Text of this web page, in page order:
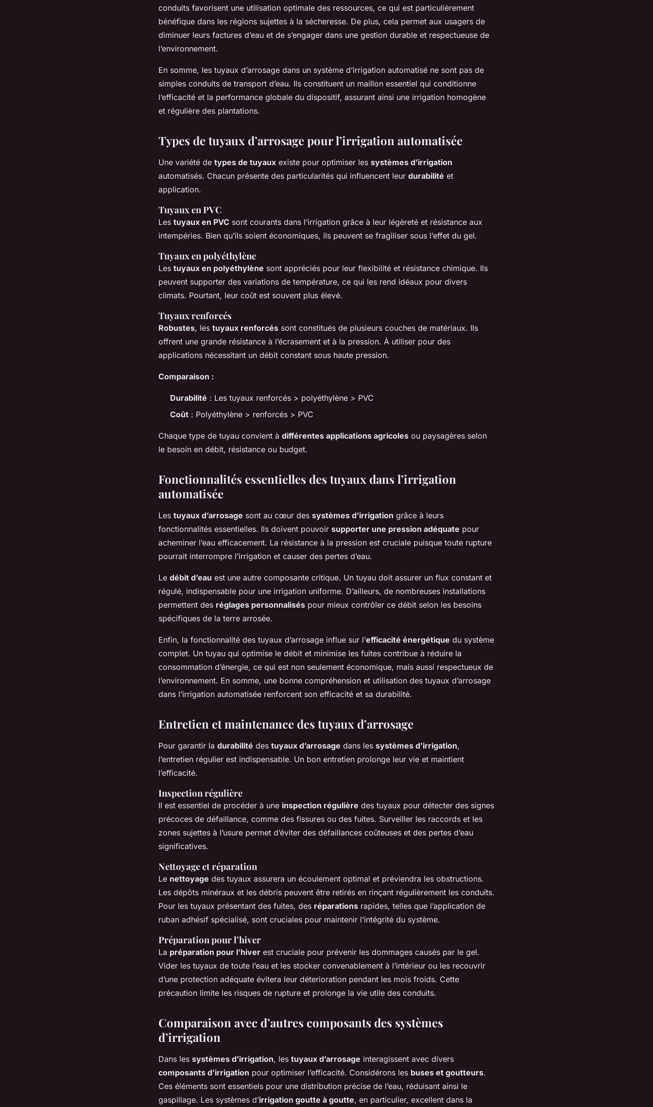
conduits favorisent une utilisation optimale des ressources, ce qui est particulièrement
bénéfique dans les régions sujettes à la sécheresse. De plus, cela permet aux usagers de
diminuer leurs factures d’eau et de s’engager dans une gestion durable et respectueuse de
l’environnement.
En somme, les tuyaux d’arrosage dans un système d’irrigation automatisé ne sont pas de
simples conduits de transport d’eau. Ils constituent un maillon essentiel qui conditionne
l’efficacité et la performance globale du dispositif, assurant ainsi une irrigation homogène
et régulière des plantations.
Types de tuyaux d’arrosage pour l’irrigation automatisée
Une variété de types de tuyaux existe pour optimiser les systèmes d’irrigation
automatisés. Chacun présente des particularités qui influencent leur durabilité et
application.
Tuyaux en PVC
Les tuyaux en PVC sont courants dans l’irrigation grâce à leur légèreté et résistance aux
intempéries. Bien qu’ils soient économiques, ils peuvent se fragiliser sous l’effet du gel.
Tuyaux en polyéthylène
Les tuyaux en polyéthylène sont appréciés pour leur flexibilité et résistance chimique. Ils
peuvent supporter des variations de température, ce qui les rend idéaux pour divers
climats. Pourtant, leur coût est souvent plus élevé.
Tuyaux renforcés
Robustes, les tuyaux renforcés sont constitués de plusieurs couches de matériaux. Ils
offrent une grande résistance à l’écrasement et à la pression. À utiliser pour des
applications nécessitant un débit constant sous haute pression.
Comparaison :
Durabilité : Les tuyaux renforcés > polyéthylène > PVC
Coût : Polyéthylène > renforcés > PVC
Chaque type de tuyau convient à différentes applications agricoles ou paysagères selon
le besoin en débit, résistance ou budget.
Fonctionnalités essentielles des tuyaux dans l’irrigation
automatisée
Les tuyaux d’arrosage sont au cœur des systèmes d’irrigation grâce à leurs
fonctionnalités essentielles. Ils doivent pouvoir supporter une pression adéquate pour
acheminer l’eau efficacement. La résistance à la pression est cruciale puisque toute rupture
pourrait interrompre l’irrigation et causer des pertes d’eau.
Le débit d’eau est une autre composante critique. Un tuyau doit assurer un flux constant et
régulé, indispensable pour une irrigation uniforme. D’ailleurs, de nombreuses installations
permettent des réglages personnalisés pour mieux contrôler ce débit selon les besoins
spécifiques de la terre arrosée.
Enfin, la fonctionnalité des tuyaux d’arrosage influe sur l’efficacité énergétique du système
complet. Un tuyau qui optimise le débit et minimise les fuites contribue à réduire la
consommation d’énergie, ce qui est non seulement économique, mais aussi respectueux de
l’environnement. En somme, une bonne compréhension et utilisation des tuyaux d’arrosage
dans l’irrigation automatisée renforcent son efficacité et sa durabilité.
Entretien et maintenance des tuyaux d’arrosage
Pour garantir la durabilité des tuyaux d’arrosage dans les systèmes d’irrigation,
l’entretien régulier est indispensable. Un bon entretien prolonge leur vie et maintient
l’efficacité.
Inspection régulière
Il est essentiel de procéder à une inspection régulière des tuyaux pour détecter des signes
précoces de défaillance, comme des fissures ou des fuites. Surveiller les raccords et les
zones sujettes à l’usure permet d’éviter des défaillances coûteuses et des pertes d’eau
significatives.
Nettoyage et réparation
Le nettoyage des tuyaux assurera un écoulement optimal et préviendra les obstructions.
Les dépôts minéraux et les débris peuvent être retirés en rinçant régulièrement les conduits.
Pour les tuyaux présentant des fuites, des réparations rapides, telles que l’application de
ruban adhésif spécialisé, sont cruciales pour maintenir l’intégrité du système.
Préparation pour l’hiver
La préparation pour l’hiver est cruciale pour prévenir les dommages causés par le gel.
Vider les tuyaux de toute l’eau et les stocker convenablement à l’intérieur ou les recouvrir
d’une protection adéquate évitera leur déterioration pendant les mois froids. Cette
précaution limite les risques de rupture et prolonge la vie utile des conduits.
Comparaison avec d’autres composants des systèmes
d’irrigation
Dans les systèmes d’irrigation, les tuyaux d’arrosage interagissent avec divers
composants d’irrigation pour optimiser l’efficacité. Considérons les buses et goutteurs.
Ces éléments sont essentiels pour une distribution précise de l’eau, réduisant ainsi le
gaspillage. Les systèmes d’irrigation goutte à goutte, en particulier, excellent dans la